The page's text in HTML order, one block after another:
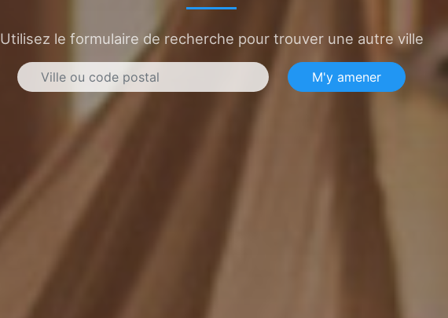
Utilisez le formulaire de recherche pour trouver une autre ville
M'y amener